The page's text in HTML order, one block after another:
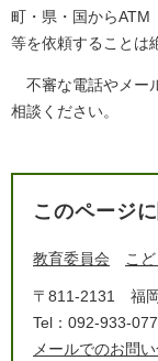
町・県・国からATM
等を依頼することは
不審な電話やメー
相談ください。​
このページ
教育委員会 こ
〒811-2131
福
Tel：092-933-
メールでのお問